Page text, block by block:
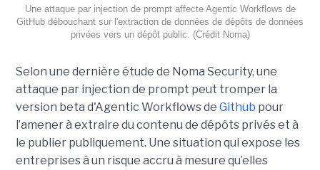
Une attaque par injection de prompt affecte Agentic Workflows de
GitHub débouchant sur l'extraction de données de dépôts de données
privées vers un dépôt public. (Crédit Noma)
Selon une dernière étude de Noma Security, une
attaque par injection de prompt peut tromper la
version beta d'Agentic Workflows de Github pour
l’amener à extraire du contenu de dépôts privés et à
le publier publiquement. Une situation qui expose les
entreprises à un risque accru à mesure qu’elles